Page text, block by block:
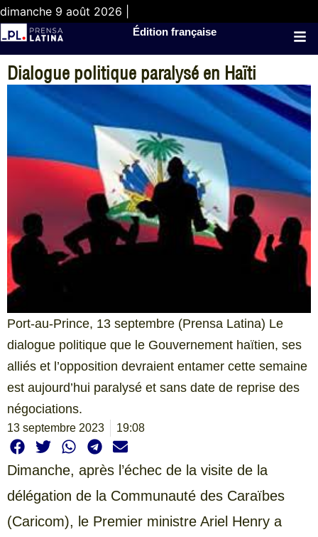
dimanche 9 août 2026 |
Édition française
Dialogue politique paralysé en Haïti
Port-au-Prince, 13 septembre (Prensa Latina) Le
dialogue politique que le Gouvernement haïtien, ses
alliés et l’opposition devraient entamer cette semaine
est aujourd’hui paralysé et sans date de reprise des
négociations.
13 septembre 2023 19:08
Dimanche, après l’échec de la visite de la
délégation de la Communauté des Caraïbes
(Caricom), le Premier ministre Ariel Henry a